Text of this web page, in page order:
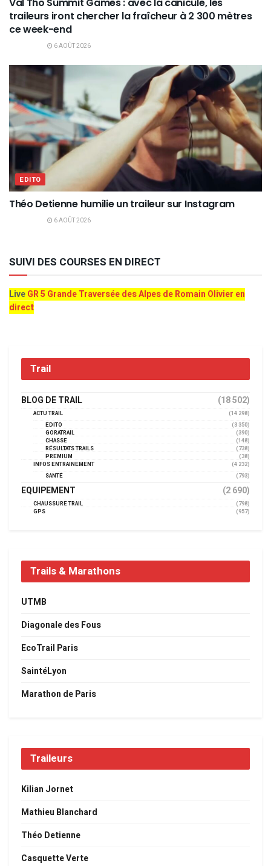
Val Tho Summit Games : avec la canicule, les
traileurs iront chercher la fraîcheur à 2 300 mètres
ce week-end
6 AOÛT 2026
EDITO
Théo Detienne humilie un traileur sur Instagram
6 AOÛT 2026
SUIVI DES COURSES EN DIRECT
LiveGR 5 Grande Traversée des Alpes de Romain Olivier en
direct
Trail
BLOG DE TRAIL (18 502)
ACTU TRAIL
(14 298)
EDITO
(3 350)
GORATRAIL
(390)
CHASSE
(148)
RÉSULTATS TRAILS
(738)
PREMIUM
(38)
INFOS ENTRAINEMENT
(4 232)
SANTÉ
(793)
EQUIPEMENT (2 690)
CHAUSSURE TRAIL
(798)
GPS
(957)
Trails & Marathons
UTMB
Diagonale des Fous
EcoTrail Paris
SaintéLyon
Marathon de Paris
Traileurs
Kilian Jornet
Mathieu Blanchard
Théo Detienne
Casquette Verte